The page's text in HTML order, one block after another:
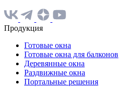
Продукция
Готовые окна
Готовые окна для балконов
Деревянные окна
Раздвижные окна
Портальные решения